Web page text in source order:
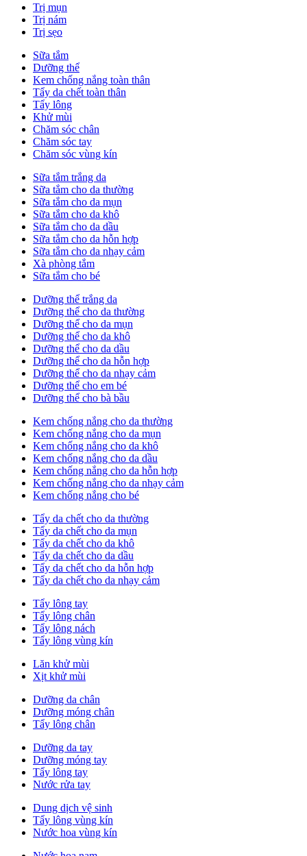
Trị mụn
Trị nám
Trị sẹo
Sữa tắm
Dưỡng thể
Kem chống nắng toàn thân
Tẩy da chết toàn thân
Tẩy lông
Khử mùi
Chăm sóc chân
Chăm sóc tay
Chăm sóc vùng kín
Sữa tắm trắng da
Sữa tắm cho da thường
Sữa tắm cho da mụn
Sữa tắm cho da khô
Sữa tắm cho da dầu
Sữa tắm cho da hỗn hợp
Sữa tắm cho da nhạy cảm
Xà phòng tắm
Sữa tắm cho bé
Dưỡng thể trắng da
Dưỡng thể cho da thường
Dưỡng thể cho da mụn
Dưỡng thể cho da khô
Dưỡng thể cho da dầu
Dưỡng thể cho da hỗn hợp
Dưỡng thể cho da nhạy cảm
Dưỡng thể cho em bé
Dưỡng thể cho bà bầu
Kem chống nắng cho da thường
Kem chống nắng cho da mụn
Kem chống nắng cho da khô
Kem chống nắng cho da dầu
Kem chống nắng cho da hỗn hợp
Kem chống nắng cho da nhạy cảm
Kem chống nắng cho bé
Tẩy da chết cho da thường
Tẩy da chết cho da mụn
Tẩy da chết cho da khô
Tẩy da chết cho da dầu
Tẩy da chết cho da hỗn hợp
Tẩy da chết cho da nhạy cảm
Tẩy lông tay
Tẩy lông chân
Tẩy lông nách
Tẩy lông vùng kín
Lăn khử mùi
Xịt khử mùi
Dưỡng da chân
Dưỡng móng chân
Tẩy lông chân
Dưỡng da tay
Dưỡng móng tay
Tẩy lông tay
Nước rửa tay
Dung dịch vệ sinh
Tẩy lông vùng kín
Nước hoa vùng kín